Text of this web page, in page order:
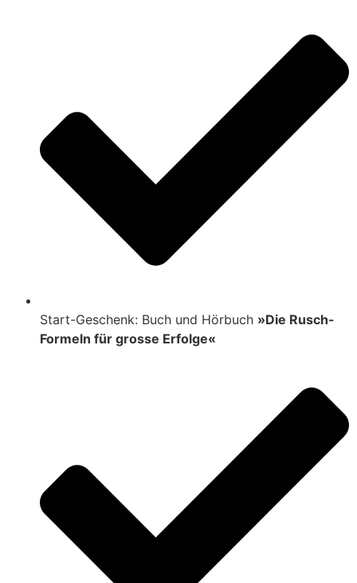
Start-Geschenk: Buch und Hörbuch »Die Rusch-
Formeln für grosse Erfolge«